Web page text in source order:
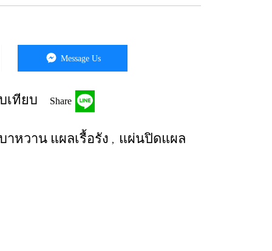
Message Us
เทียบ Share
หวาน แผลเรื้อรัง ,
แผ่นปิดแผล